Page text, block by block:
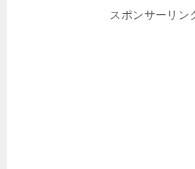
スポンサーリン